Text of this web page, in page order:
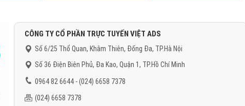
CÔNG TY CỔ PHẦN TRỰC TUYẾN VIỆT ADS
Số 6/25 Thổ Quan, Khâm Thiên, Đống Đa, TP.Hà Nội
Số 36 Điện Biên Phủ, Đa Kao, Quận 1, TP.Hồ Chí Minh
0964 82 6644 - (024) 6658 7378
(024) 6658 7378